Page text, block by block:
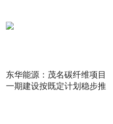
东华能源：茂名碳纤维项目
一期建设按既定计划稳步推